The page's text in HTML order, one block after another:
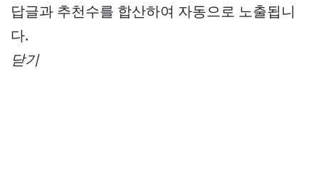
답글과 추천수를 합산하여 자동으로 노출됩니
다.
닫기